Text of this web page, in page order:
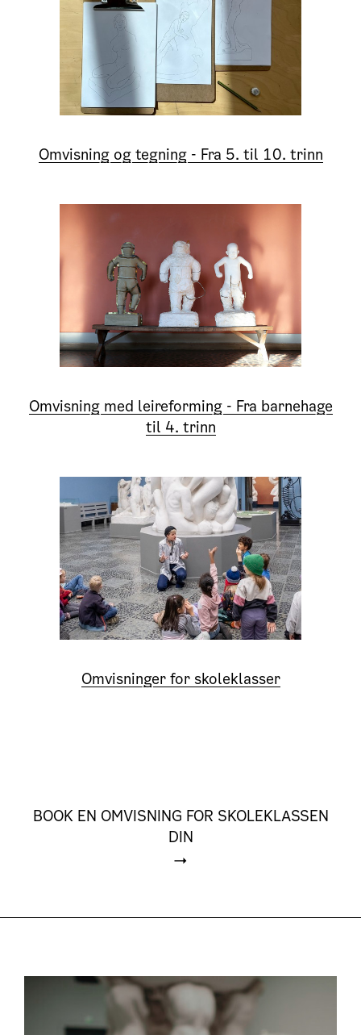
Omvisning og tegning - Fra 5. til 10. trinn
Omvisning med leireforming - Fra barnehage
til 4. trinn
Omvisninger for skoleklasser
BOOK EN OMVISNING FOR SKOLEKLASSEN
DIN